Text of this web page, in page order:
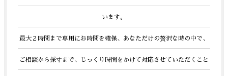
います。
最大２時間まで専用にお時間を確保、あなただけの贅沢な時の中で、
ご相談から採寸まで、じっくり時間をかけて 対応させていただくこと